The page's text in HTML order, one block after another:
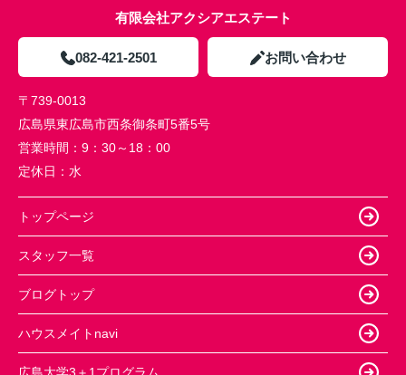
有限会社アクシアエステート
082-421-2501 お問い合わせ
〒739-0013
広島県東広島市西条御条町5番5号
営業時間： 9：30～18：00
定休日： 水
トップページ
スタッフ一覧
ブログトップ
ハウスメイトnavi
広島大学3＋1プログラム